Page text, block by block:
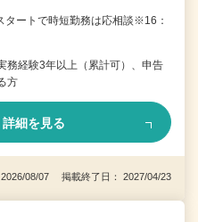
ートで時短勤務は応相談※16：
務経験3年以上（累計可）、申告
方
詳細を見る
2026/08/07 掲載終了日： 2027/04/23